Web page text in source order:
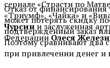
сериале «Страсти по
«Триумф», «Чайка» и
Чурсини заслуженная
ФедерацииОлеся
Отказ от финансирования
может потерять скидку
подтверждённый заказ
Поэтому сравнивают два
при привлечении денег и